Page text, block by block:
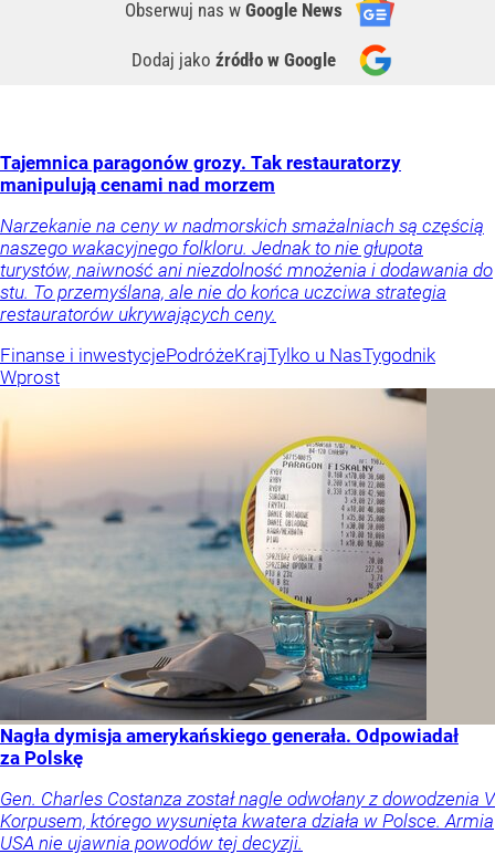
Obserwuj nas w Google News
Dodaj jako źródło w Google
Tajemnica paragonów grozy. Tak restauratorzy
manipulują cenami nad morzem
Narzekanie na ceny w nadmorskich smażalniach są częścią
naszego wakacyjnego folkloru. Jednak to nie głupota
turystów, naiwność ani niezdolność mnożenia i dodawania do
stu. To przemyślana, ale nie do końca uczciwa strategia
restauratorów ukrywających ceny.
Finanse i inwestycjePodróżeKrajTylko u NasTygodnik
Wprost
Nagła dymisja amerykańskiego generała. Odpowiadał
za Polskę
Gen. Charles Costanza został nagle odwołany z dowodzenia V
Korpusem, którego wysunięta kwatera działa w Polsce. Armia
USA nie ujawnia powodów tej decyzji.